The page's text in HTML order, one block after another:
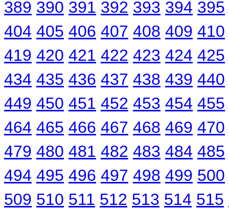
389 390 391 392 393 394 395
404 405 406 407 408 409 410
419 420 421 422 423 424 425
434 435 436 437 438 439 440
449 450 451 452 453 454 455
464 465 466 467 468 469 470
479 480 481 482 483 484 485
494 495 496 497 498 499 500
509 510 511 512 513 514 515